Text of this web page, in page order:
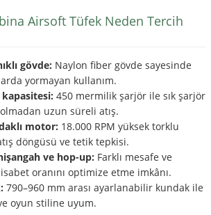
Airsoft Tüfek Neden Tercih
gövde: Naylon fiber gövde sayesinde
yormayan kullanım.
450 mermilik şarjör ile sık şarjör
uzun süreli atış.
motor: 18.000 RPM yüksek torklu
döngüsü ve tetik tepkisi.
ve hop-up: Farklı mesafe ve
oranını optimize etme imkânı.
790–960 mm arası ayarlanabilir kundak ile
oyun stiline uyum.